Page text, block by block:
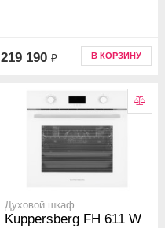
219 190 ₽ В КОРЗИНУ
Духовой шкаф
Kuppersberg FH 611 W